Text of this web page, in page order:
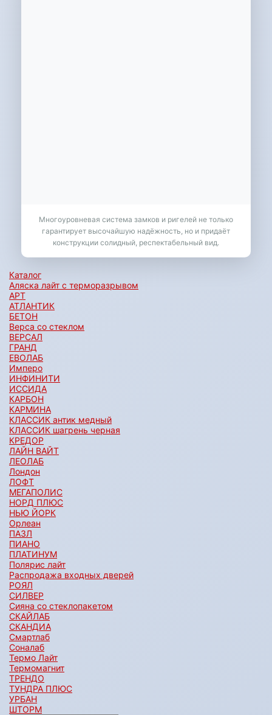
Многоуровневая система замков и ригелей не только
гарантирует высочайшую надёжность, но и придаёт
конструкции солидный, респектабельный вид.
Каталог
Аляска лайт с терморазрывом
АРТ
АТЛАНТИК
БЕТОН
Верса со стеклом
ВЕРСАЛ
ГРАНД
ЕВОЛАБ
Имперо
ИНФИНИТИ
ИССИДА
КАРБОН
КАРМИНА
КЛАССИК антик медный
КЛАССИК шагрень черная
КРЕДОР
ЛАЙН ВАЙТ
ЛЕОЛАБ
Лондон
ЛОФТ
МЕГАПОЛИС
НОРД ПЛЮС
НЬЮ ЙОРК
Орлеан
ПАЗЛ
ПИАНО
ПЛАТИНУМ
Полярис лайт
Распродажа входных дверей
РОЯЛ
СИЛВЕР
Сияна со стеклопакетом
СКАЙЛАБ
СКАНДИA
Смартлаб
Соналаб
Термо Лайт
Термомагнит
ТРЕНДО
ТУНДРА ПЛЮС
УРБАН
ШТОРМ